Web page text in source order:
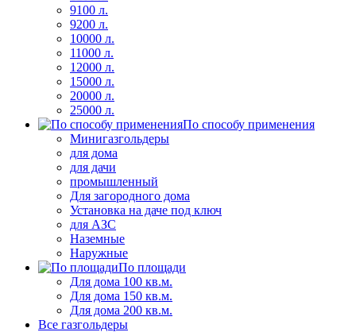
9100 л.
9200 л.
10000 л.
11000 л.
12000 л.
15000 л.
20000 л.
25000 л.
По способу применения
Минигазгольдеры
для дома
для дачи
промышленный
Для загородного дома
Установка на даче под ключ
для АЗС
Наземные
Наружные
По площади
Для дома 100 кв.м.
Для дома 150 кв.м.
Для дома 200 кв.м.
Все газгольдеры